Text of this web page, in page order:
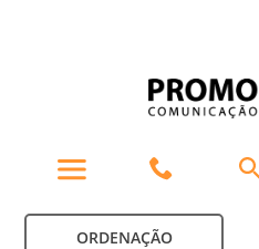
ORDENAÇÃO